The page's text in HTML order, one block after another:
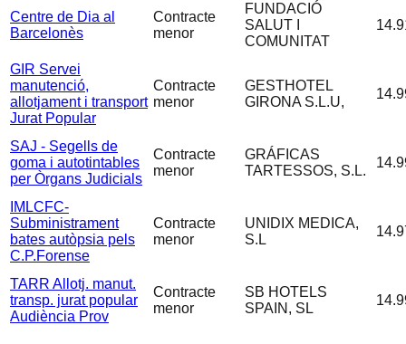
Centre de Dia al
Barcelonès
Contracte
menor
FUNDACIÓ
SALUT I
COMUNITAT
GIR Servei
manutenció,
allotjament i transport
Jurat Popular
Contracte
menor
GESTHOTEL
GIRONA S.L.U,
SAJ - Segells de
goma i autotintables
per Òrgans Judicials
Contracte
menor
GRÁFICAS
TARTESSOS, S.L.
IMLCFC-
Subministrament
bates autòpsia pels
C.P.Forense
Contracte
menor
UNIDIX MEDICA,
S.L
TARR Allotj. manut.
transp. jurat popular
Audiència Prov
Contracte
menor
SB HOTELS
SPAIN, SL